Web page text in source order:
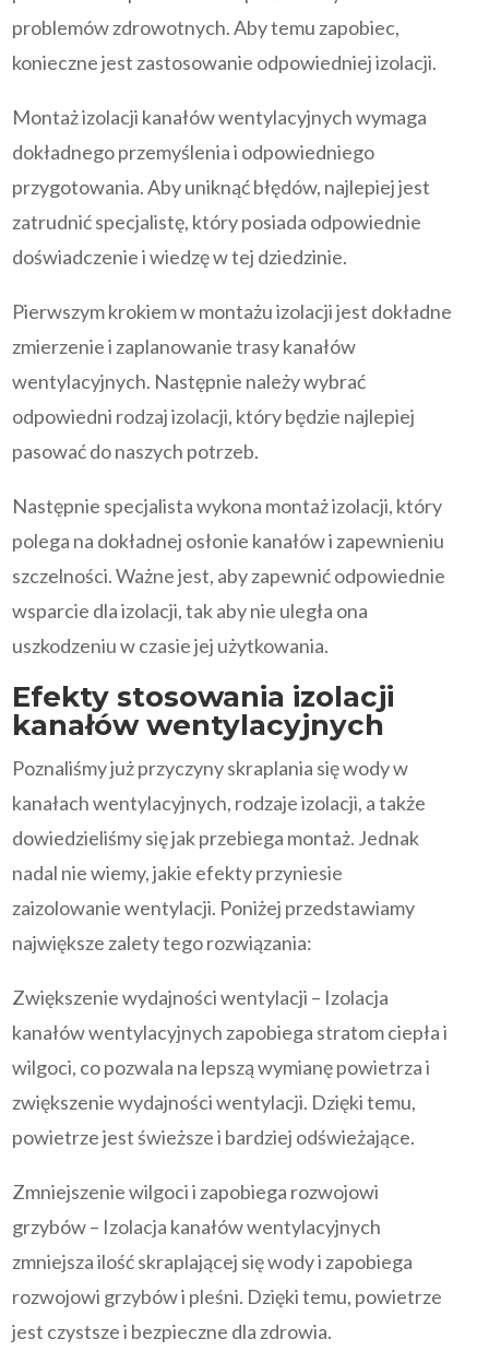
problemów zdrowotnych. Aby temu zapobiec,
konieczne jest zastosowanie odpowiedniej izolacji.
Montaż izolacji kanałów wentylacyjnych wymaga
dokładnego przemyślenia i odpowiedniego
przygotowania. Aby uniknąć błędów, najlepiej jest
zatrudnić specjalistę, który posiada odpowiednie
doświadczenie i wiedzę w tej dziedzinie.
Pierwszym krokiem w montażu izolacji jest dokładne
zmierzenie i zaplanowanie trasy kanałów
wentylacyjnych. Następnie należy wybrać
odpowiedni rodzaj izolacji, który będzie najlepiej
pasować do naszych potrzeb.
Następnie specjalista wykona montaż izolacji, który
polega na dokładnej osłonie kanałów i zapewnieniu
szczelności. Ważne jest, aby zapewnić odpowiednie
wsparcie dla izolacji, tak aby nie uległa ona
uszkodzeniu w czasie jej użytkowania.
Efekty stosowania izolacji
kanałów wentylacyjnych
Poznaliśmy już przyczyny skraplania się wody w
kanałach wentylacyjnych, rodzaje izolacji, a także
dowiedzieliśmy się jak przebiega montaż. Jednak
nadal nie wiemy, jakie efekty przyniesie
zaizolowanie wentylacji. Poniżej przedstawiamy
największe zalety tego rozwiązania:
Zwiększenie wydajności wentylacji – Izolacja
kanałów wentylacyjnych zapobiega stratom ciepła i
wilgoci, co pozwala na lepszą wymianę powietrza i
zwiększenie wydajności wentylacji. Dzięki temu,
powietrze jest świeższe i bardziej odświeżające.
Zmniejszenie wilgoci i zapobiega rozwojowi
grzybów – Izolacja kanałów wentylacyjnych
zmniejsza ilość skraplającej się wody i zapobiega
rozwojowi grzybów i pleśni. Dzięki temu, powietrze
jest czystsze i bezpieczne dla zdrowia.